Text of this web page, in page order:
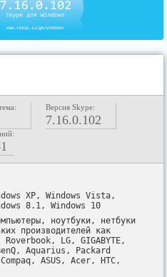
Версия Skype:
7.16.0.102
XP, Windows Vista,
8.1, Windows 10
ноутбуки, нетбуки
производителей как
LG, GIGABYTE,
Aquarius, Packard
ASUS, Acer, HTC,